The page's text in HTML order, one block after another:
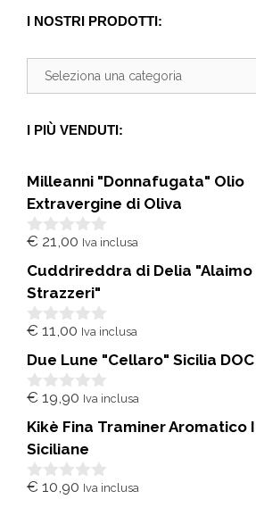
I NOSTRI PRODOTTI:
I PIÙ VENDUTI:
Milleanni "Donnafugata" Olio
Extravergine di Oliva
0
u
5
€ 21,00 Iva inclusa
Cuddrireddra di Delia "Alaimo
Strazzeri"
0
u
5
€ 11,00 Iva inclusa
Due Lune "Cellaro" Sicilia DOC
0
u
5
€ 19,90 Iva inclusa
Kikè Fina Traminer Aromatico
Siciliane
0
€ 10,90 Iva inclusa